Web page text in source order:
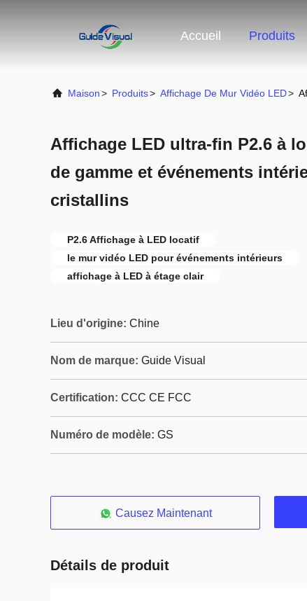
Accueil Produits
Maison> Produits> Affichage De Mur Vidéo LED>
Affichage LED ultra-fin P2.6 à
de gamme et événements
cristallins
P2.6 Affichage à LED locatif
le mur vidéo LED pour événements intérieurs
affichage à LED à étage clair
Lieu d'origine: Chine
Nom de marque: Guide Visual
Certification: CCC CE FCC
Numéro de modèle: GS
Causez Maintenant
Détails de produit